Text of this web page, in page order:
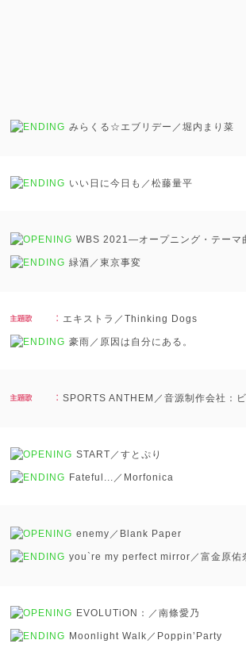
みらくる☆エブリデー／堀内まり菜
いい日に今日も／松藤量平
WBS 2021―オープニング・テーマ
緑酒／東京事変
エキストラ／Thinking Dogs
豪雨／原因は自分にある。
SPORTS ANTHEM／音源制作会社：
START／すとぷり
Fateful...／Morfonica
enemy／Blank Paper
you`re my perfect mirror／富金原佑
EVOLUTiON：／南條愛乃
Moonlight Walk／Poppin’Party